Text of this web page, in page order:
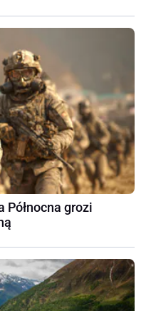
Północna grozi